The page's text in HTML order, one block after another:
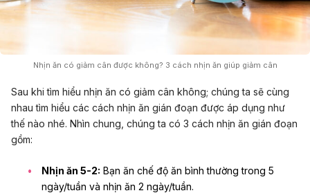
Nhịn ăn có giảm cân được không? 3 cách nhịn ăn giúp giảm cân
Sau khi tìm hiểu nhịn ăn có giảm cân không; chúng ta sẽ cùng
nhau tìm hiểu các cách nhịn ăn gián đoạn được áp dụng như
thế nào nhé. Nhìn chung, chúng ta có 3 cách nhịn ăn gián đoạn
gồm:
Nhịn ăn 5-2: Bạn ăn chế độ ăn bình thường trong 5
ngày/tuần và nhịn ăn 2 ngày/tuần.